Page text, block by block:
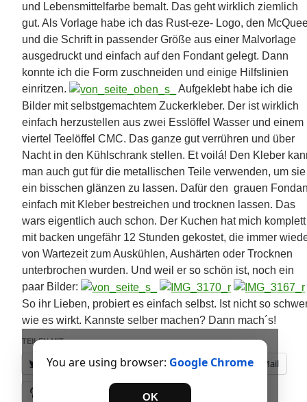
und Lebensmittelfarbe bemalt. Das geht wirklich ziemlich
gut. Als Vorlage habe ich das Rust-eze- Logo, den
und die Schrift in passender Größe aus einer Malvorlage
ausgedruckt und einfach auf den Fondant gelegt. Dann
konnte ich die Form zuschneiden und einige Hilfslinien
einritzen.
Aufgeklebt habe ich die
Bilder mit selbstgemachtem Zuckerkleber. Der ist wirklich
einfach herzustellen aus zwei Esslöffel Wasser und einem
viertel Teelöffel CMC. Das ganze gut verrühren und über
Nacht in den Kühlschrank stellen. Et voilá! Den Kleber
man auch gut für die metallischen Teile verwenden, um sie
ein bisschen glänzen zu lassen. Dafür den grauen
einfach mit Kleber bestreichen und trocknen lassen. Das
wars eigentlich auch schon. Der Kuchen hat mich komplett
mit backen ungefähr 12 Stunden gekostet, die immer
von Wartezeit zum Auskühlen, Aushärten oder Trocknen
unterbrochen wurden. Und weil er so schön ist, noch ein
paar Bilder:
So ihr Lieben, probiert es einfach selbst. Ist nicht so
wie es wirkt. Kannste selber machen? Dann mach´s!
You are using browser: Google Chrome
OK
TEILEN MIT:
Twitter Facebook Drucken E-Mail